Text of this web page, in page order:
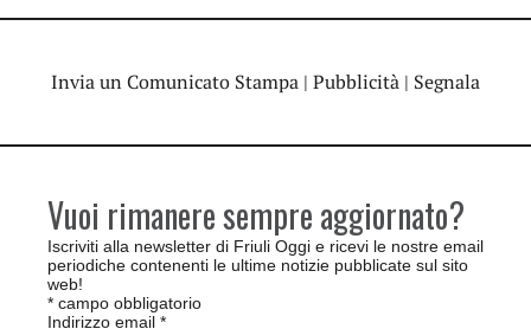
Invia un Comunicato Stampa | Pubblicità | Segnala
Vuoi rimanere sempre aggiornato?
Iscriviti alla newsletter di Friuli Oggi e ricevi le nostre email
periodiche contenenti le ultime notizie pubblicate sul sito
web!
* campo obbligatorio
Indirizzo email *